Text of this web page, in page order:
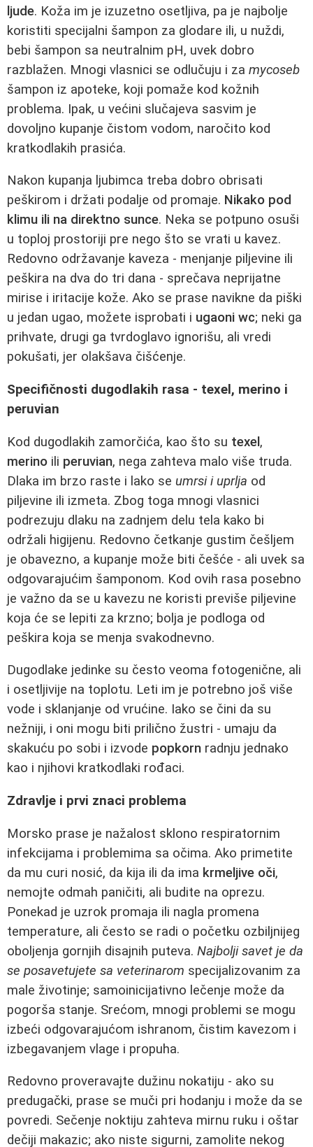
ljude. Koža im je izuzetno osetljiva, pa je najbolje
koristiti specijalni šampon za glodare ili, u nuždi,
bebi šampon sa neutralnim pH, uvek dobro
razblažen. Mnogi vlasnici se odlučuju i za mycoseb
šampon iz apoteke, koji pomaže kod kožnih
problema. Ipak, u većini slučajeva sasvim je
dovoljno kupanje čistom vodom, naročito kod
kratkodlakih prasića.
Nakon kupanja ljubimca treba dobro obrisati
peškirom i držati podalje od promaje. Nikako pod
klimu ili na direktno sunce. Neka se potpuno osuši
u toploj prostoriji pre nego što se vrati u kavez.
Redovno održavanje kaveza - menjanje piljevine ili
peškira na dva do tri dana - sprečava neprijatne
mirise i iritacije kože. Ako se prase navikne da piški
u jedan ugao, možete isprobati i ugaoni wc; neki ga
prihvate, drugi ga tvrdoglavo ignorišu, ali vredi
pokušati, jer olakšava čišćenje.
Specifičnosti dugodlakih rasa - texel, merino i
peruvian
Kod dugodlakih zamorčića, kao što su texel,
merino ili peruvian, nega zahteva malo više truda.
Dlaka im brzo raste i lako se umrsi i uprlja od
piljevine ili izmeta. Zbog toga mnogi vlasnici
podrezuju dlaku na zadnjem delu tela kako bi
održali higijenu. Redovno četkanje gustim češljem
je obavezno, a kupanje može biti češće - ali uvek sa
odgovarajućim šamponom. Kod ovih rasa posebno
je važno da se u kavezu ne koristi previše piljevine
koja će se lepiti za krzno; bolja je podloga od
peškira koja se menja svakodnevno.
Dugodlake jedinke su često veoma fotogenične, ali
i osetljivije na toplotu. Leti im je potrebno još više
vode i sklanjanje od vrućine. Iako se čini da su
nežniji, i oni mogu biti prilično žustri - umaju da
skakuću po sobi i izvode popkorn radnju jednako
kao i njihovi kratkodlaki rođaci.
Zdravlje i prvi znaci problema
Morsko prase je nažalost sklono respiratornim
infekcijama i problemima sa očima. Ako primetite
da mu curi nosić, da kija ili da ima krmeljive oči,
nemojte odmah paničiti, ali budite na oprezu.
Ponekad je uzrok promaja ili nagla promena
temperature, ali često se radi o početku ozbiljnijeg
oboljenja gornjih disajnih puteva. Najbolji savet je da
se posavetujete sa veterinarom specijalizovanim za
male životinje; samoinicijativno lečenje može da
pogorša stanje. Srećom, mnogi problemi se mogu
izbeći odgovarajućom ishranom, čistim kavezom i
izbegavanjem vlage i propuha.
Redovno proveravajte dužinu nokatiju - ako su
predugački, prase se muči pri hodanju i može da se
povredi. Sečenje noktiju zahteva mirnu ruku i oštar
dečiji makazic; ako niste sigurni, zamolite nekog